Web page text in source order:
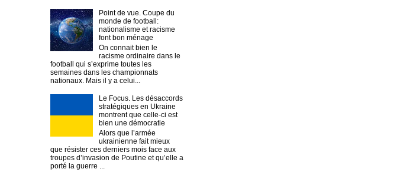
Point de vue. Coupe du
monde de football:
nationalisme et racisme
font bon ménage
On connait bien le
racisme ordinaire dans le
football qui s’exprime toutes les
semaines dans les championnats
nationaux. Mais il y a celui...
Le Focus. Les désaccords
stratégiques en Ukraine
montrent que celle-ci est
bien une démocratie
Alors que l’armée
ukrainienne fait mieux
que résister ces derniers mois face aux
troupes d’invasion de Poutine et qu’elle a
porté la guerre ...